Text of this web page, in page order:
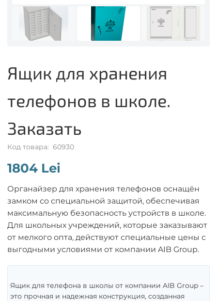
Ящик для хранения
телефонов в школе.
Заказать
Код товара: 60930
1804 Lei
Органайзер для хранения телефонов оснащён
замком со специальной защитой, обеспечивая
максимальную безопасность устройств в школе.
Для школьных учреждений, которые заказывают
от мелкого опта, действуют специальные цены с
выгодными условиями от компании AIB Group.
Ящик для телефона в школы от компании AIB Group –
это прочная и надежная конструкция, созданная